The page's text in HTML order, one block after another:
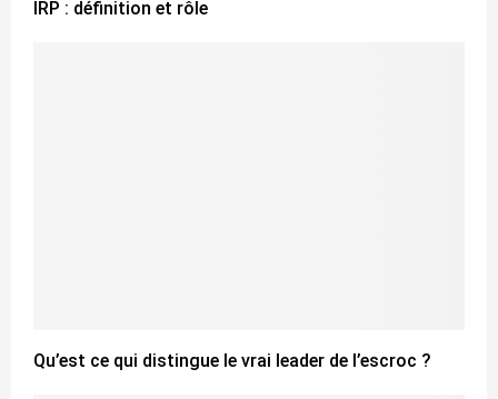
IRP : définition et rôle
Qu’est ce qui distingue le vrai leader de l’escroc ?